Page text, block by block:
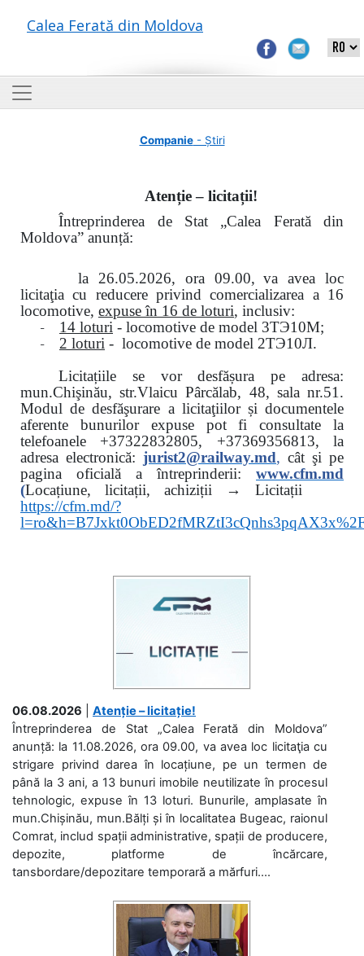
Calea Ferată din Moldova
Companie- Știri
Atenție – licitații!
Întreprinderea de Stat „Calea Ferată din
Moldova” anunță:
la 26.05.2026, ora 09.00, va avea loc
licitaţia cu reducere privind comercializarea a 16
locomotive, expuse în 16 de loturi, inclusiv:
- 14 loturi - locomotive de model 3ТЭ10М;
- 2 loturi - locomotive de model 2ТЭ10Л.
Licitațiile se vor desfășura pe adresa:
mun.Chişinău, str.Vlaicu Pârcălab, 48, sala nr.51.
Modul de desfăşurare a licitaţiilor și documentele
aferente bunurilor expuse pot fi consultate la
telefoanele +37322832805, +37369356813, la
adresa electronică: jurist2@railway.md, cât şi pe
pagina oficială a întreprinderii:
www.cfm.md
(Locațiune, licitații, achiziții → Licitații
https://cfm.md/?
06.08.2026
Atenție – licitație!
Întreprinderea de Stat „Calea Ferată din Moldova”
anunță: la 11.08.2026, ora 09.00, va avea loc licitaţia cu
strigare privind darea în locațiune, pe un termen de
până la 3 ani, a 13 bunuri imobile neutilizate în procesul
tehnologic, expuse în 13 loturi. Bunurile, amplasate în
mun.Chișinău, mun.Bălți și în localitatea Bugeac, raionul
Comrat, includ spații administrative, spații de producere,
depozite, platforme de încărcare,
tansbordare/depozitare temporară a mărfuri....